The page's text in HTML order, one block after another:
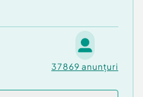
37869 anunțuri